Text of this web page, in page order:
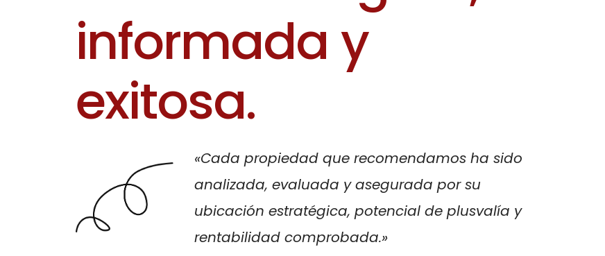
informada y
exitosa.
«Cada propiedad que recomendamos ha sido
analizada, evaluada y asegurada por su
ubicación estratégica, potencial de plusvalía y
rentabilidad comprobada.»